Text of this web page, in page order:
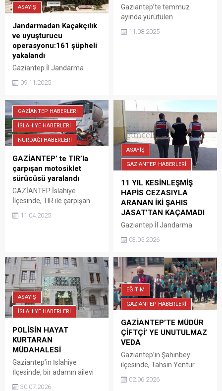
ASAYİŞ
Jandarmadan Kaçakçılık
ve uyuşturucu
operasyonu:161 şüpheli
yakalandı
Gaziantep İl Jandarma
Olayları ve Uyuşturucuyla
ayı boyunca gerçekleştirilen
operasyonlarda 132 olaya
müdahale edilerek 161
şüpheli yakalandı.
09.11.2025
Gaziantep’te temmuz
ayında yürütülen
çalışmalarda 22 faili meçhul
olay aydınlatılarak, olaylara
11.08.2025
GAZİANTEP HABERLERİ
İSLAHİYE HABERLERİ
NURDAĞI HABERLERİ
GAZİANTEP’ te TIR’la
çarpışan motosiklet
sürücüsü yaralandı
GAZİANTEP İslahiye
İlçesinde, TIR ile çarpışan
sepetli motosiklet sürücüsü
61 yaşındaki Enver K.
11.04.2025
ASAYİŞ
GAZİANTEP HABERLERİ
11 YIL KESİNLEŞMİŞ
HAPİS CEZASIYLA
ARANAN İKİ ŞAHIS
JASAT’TAN KAÇAMADI
Gaziantep İl Jandarma
Komutanlığı ekiplerince
düzenlenen operasyonda,
kesinleşmiş hapis cezası
bulunan 2 hükümlü
yakalandı. Valilikten yapılan
açıklamaya göre,
Cumhuriyet Başsavcılığı
istihbari çalışmalar
kapsamında, Jandarma Suç
Araştırma Timi (JASAT)
ekiplerince “uyuşturucu
ticareti yapmak” suçundan
Şehitkâmil ve Oğuzeli
03.05.2026
ASAYİŞ
İSLAHİYE HABERLERİ
POLİSİN HAYAT
KURTARAN
MÜDAHALESİ
Gaziantep’in İslahiye
İlçesinde, bir adamın ailevi
problemlerden kaynaklı
30.07.2026
EĞİTİM
GAZİANTEP HABERLERİ
GAZİANTEP’TE MÜDÜR
ÇİFTÇİ’ YE UNUTULMAZ
VEDA
Gaziantep’in Şahinbey
ilçesinde, Tahsin Yentur
İlkokulu müdürü Ökkeş
Çiftçi, düzenlenen duygusal
02.06.2026